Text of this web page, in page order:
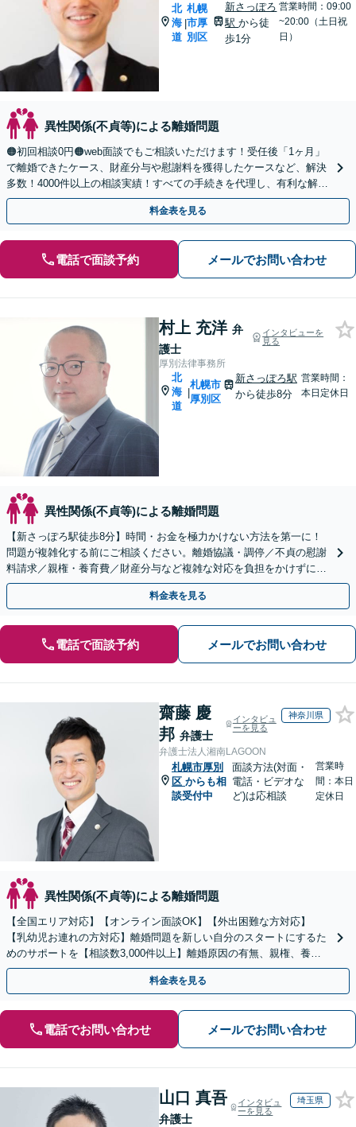
北
海
道
|
札幌
市厚
別区
新さっぽろ
駅から徒
歩1分
営業時間：09:00
~20:00（土日祝
日）
異性関係(不貞等)による離婚問題
🟠初回相談0円🟠web面談でもご相談いただけます！受任後「1ヶ月」
で離婚できたケース、財産分与や慰謝料を獲得したケースなど、解決
多数！4000件以上の相談実績！すべての手続きを代理し、有利な解決
を目指します【夜間相談可】【完全個室】
料金表を見る
電話で面談予約 メールでお問い合わせ
村上 充洋 弁
護士
インタビューを
見る
厚別法律事務所
北
海
道
|
札幌市
厚別区
新さっぽろ駅
から徒歩8分
営業時間：
本日定休日
異性関係(不貞等)による離婚問題
【新さっぽろ駅徒歩8分】時間・お金を極力かけない方法を第一に！
問題が複雑化する前にご相談ください。離婚協議・調停／不貞の慰謝
料請求／親権・養育費／財産分与など複雑な対応を負担をかけずに。
【初回面談無料】【完全個室・子連れ相談可】
料金表を見る
電話で面談予約 メールでお問い合わせ
齋藤 慶
邦 弁護士
インタビュ
ーを見る
神奈川県
弁護士法人湘南LAGOON
札幌市厚別
区 からも相
談受付中
面談方法(対面・
電話・ビデオな
ど)は応相談
営業時
間：本日
定休日
異性関係(不貞等)による離婚問題
【全国エリア対応】【オンライン面談OK】【外出困難な方対応】
【乳幼児お連れの方対応】離婚問題を新しい自分のスタートにするた
めのサポートを【相談数3,000件以上】離婚原因の有無、親権、養育
費、財産分与、慰謝料請求【夜間・休日相談可】
料金表を見る
電話でお問い合わせ メールでお問い合わせ
山口 真吾
弁護士
インタビュ
ーを見る
埼玉県